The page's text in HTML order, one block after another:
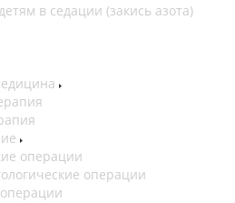
в седации (закись азота)
операции
операции